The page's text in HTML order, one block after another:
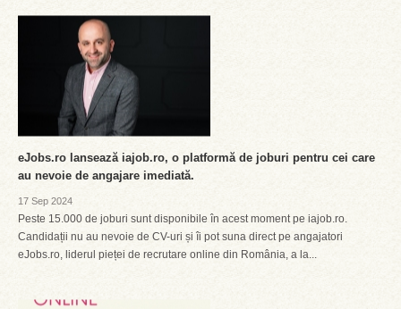
eJobs.ro lansează iajob.ro, o platformă de joburi pentru cei care
au nevoie de angajare imediată.
17 Sep 2024
Peste 15.000 de joburi sunt disponibile în acest moment pe iajob.ro.
Candidații nu au nevoie de CV-uri și îi pot suna direct pe angajatori
eJobs.ro, liderul pieței de recrutare online din România, a la...